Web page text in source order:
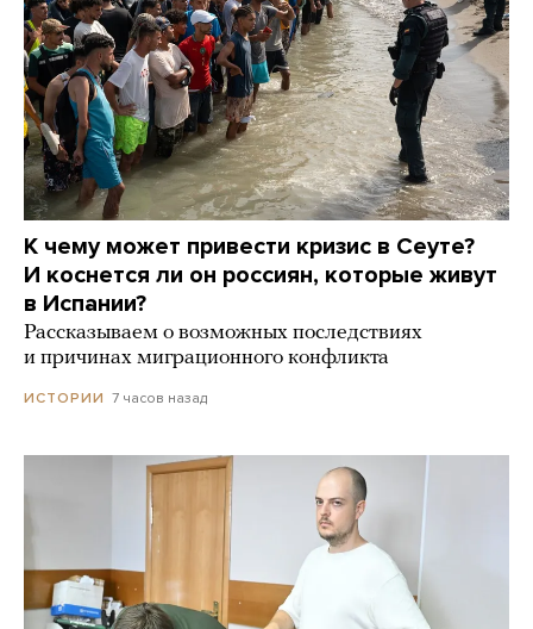
К чему может привести кризис в Сеуте?
И коснется ли он россиян, которые живут
в Испании?
Рассказываем о возможных последствиях
и причинах миграционного конфликта
ИСТОРИИ 7 часов назад